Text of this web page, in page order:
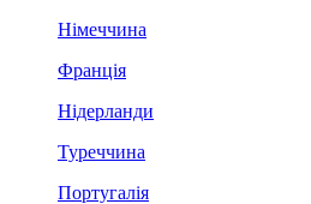
Німеччина
Франція
Нідерланди
Туреччина
Португалія